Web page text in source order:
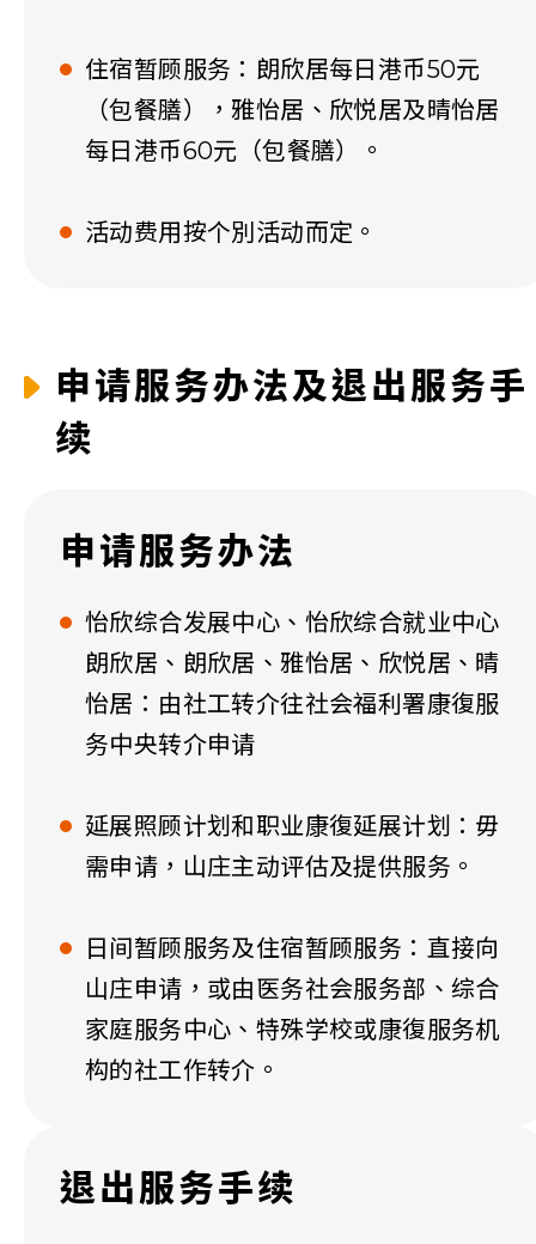
住宿暂顾服务：朗欣居每日港币50元
（包餐膳），雅怡居、欣悦居及晴怡居
每日港币60元（包餐膳）。
活动费用按个別活动而定。
申请服务办法及退出服务手
续
申请服务办法
怡欣综合发展中心、怡欣综合就业中心
朗欣居、朗欣居、雅怡居、欣悦居、晴
怡居：由社工转介往社会福利署康復服
务中央转介申请
延展照顾计划和职业康復延展计划：毋
需申请，山庄主动评估及提供服务。
日间暂顾服务及住宿暂顾服务：直接向
山庄申请，或由医务社会服务部、综合
家庭服务中心、特殊学校或康復服务机
构的社工作转介。
退出服务手续